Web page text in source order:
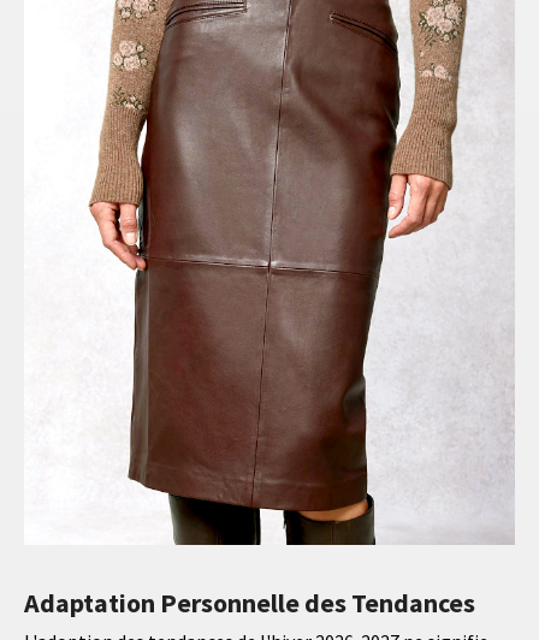
Adaptation Personnelle des Tendances